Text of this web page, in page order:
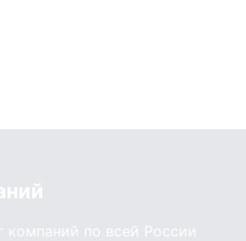
компаний по всей России